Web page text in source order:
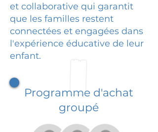
et collaborative qui garantit
que les familles restent
connectées et engagées dans
l'expérience éducative de leur
enfant.
Programme d'achat
groupé